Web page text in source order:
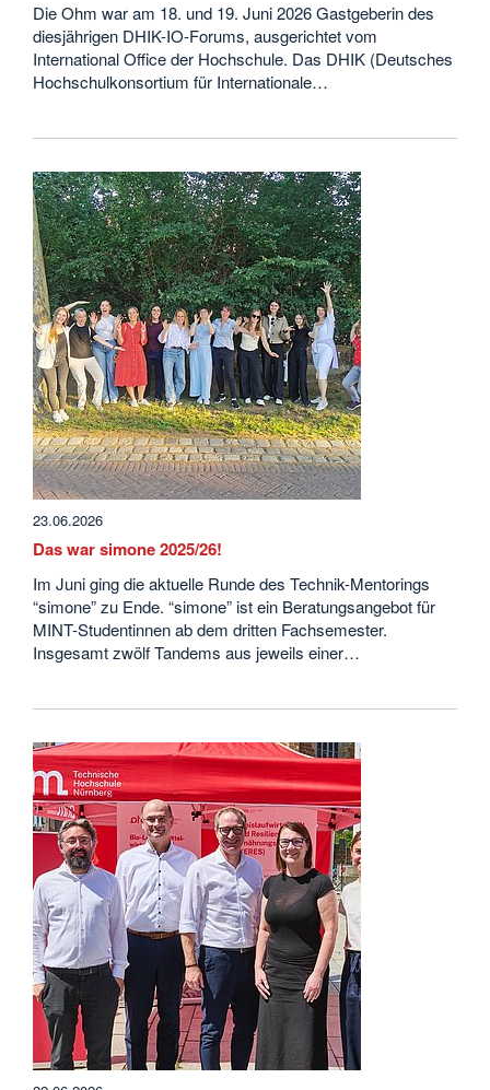
Die Ohm war am 18. und 19. Juni 2026 Gastgeberin des
diesjährigen DHIK-IO-Forums, ausgerichtet vom
International Office der Hochschule. Das DHIK (Deutsches
Hochschulkonsortium für Internationale…
23.06.2026
Das war simone 2025/26!
Im Juni ging die aktuelle Runde des Technik-Mentorings
“simone” zu Ende. “simone” ist ein Beratungsangebot für
MINT-Studentinnen ab dem dritten Fachsemester.
Insgesamt zwölf Tandems aus jeweils einer…